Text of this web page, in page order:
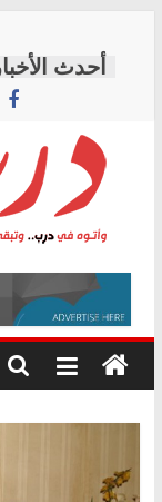
content
درب
وأتوه
درب..
وتبقى
هي